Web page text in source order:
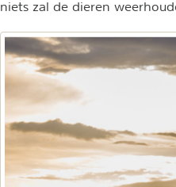
niets zal de dieren